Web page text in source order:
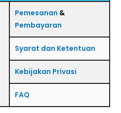
Pemesanan &
Pembayaran
Syarat dan Ketentuan
Kebijakan Privasi
FAQ